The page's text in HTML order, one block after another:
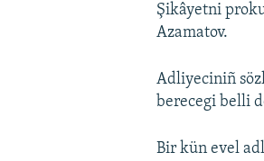
Şikâyetni
Azamatov.
Adliyeciniñ
berecegi belli
Bir kün evel